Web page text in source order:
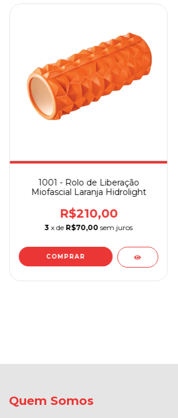
1001 - Rolo de Liberação
Miofascial Laranja Hidrolight
R$210,00
3 x de R$70,00 sem juros
Quem Somos